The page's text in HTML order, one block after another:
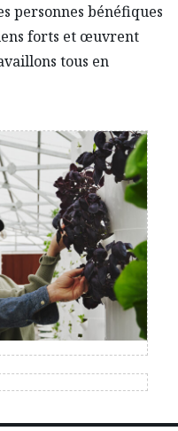
personnes bénéfiques
forts et œuvrent
tous en